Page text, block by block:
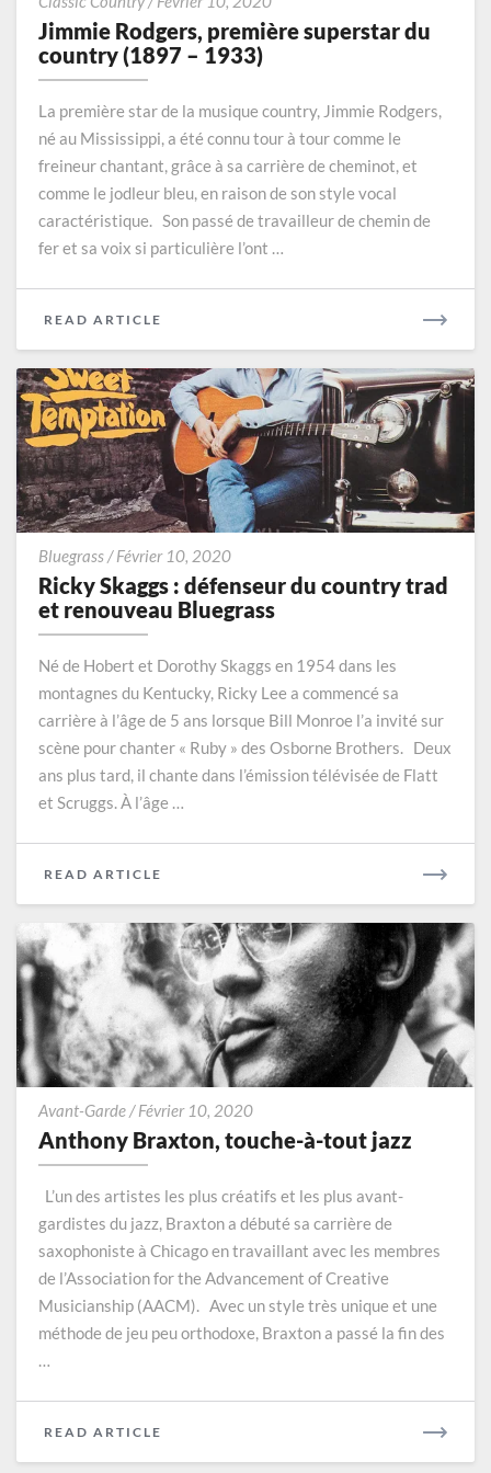
Rodgers,
première
country
(1897
–
1933)
Jimmie Rodgers, première superstar du
country (1897 – 1933)
La première star de la musique country, Jimmie Rodgers,
né au Mississippi, a été connu tour à tour comme le
freineur chantant, grâce à sa carrière de cheminot, et
comme le jodleur bleu, en raison de son style vocal
caractéristique. Son passé de travailleur de chemin de
fer et sa voix si particulière l’ont …
READ ARTICLE
MORE
Bluegrass/Février 10, 2020Ricky
Skaggs
:
défenseur
country
trad
et
renouveau
Bluegrass
Ricky Skaggs : défenseur du country trad
et renouveau Bluegrass
Né de Hobert et Dorothy Skaggs en 1954 dans les
montagnes du Kentucky, Ricky Lee a commencé sa
carrière à l’âge de 5 ans lorsque Bill Monroe l’a invité sur
scène pour chanter « Ruby » des Osborne Brothers. Deux
ans plus tard, il chante dans l’émission télévisée de Flatt
et Scruggs. À l’âge …
READ ARTICLE
MORE
Avant-Garde/Février 10, 2020Anthony
Braxton,
tout
jazz
Anthony Braxton, touche-à-tout jazz
L’un des artistes les plus créatifs et les plus avant-
gardistes du jazz, Braxton a débuté sa carrière de
saxophoniste à Chicago en travaillant avec les membres
de l’Association for the Advancement of Creative
Musicianship (AACM). Avec un style très unique et une
méthode de jeu peu orthodoxe, Braxton a passé la fin des
…
READ ARTICLE